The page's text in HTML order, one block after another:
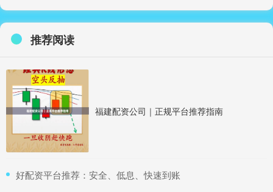
推荐阅读
福建配资公司｜正规平台推荐指南
​好配资平台推荐：安全、低息、快速到账